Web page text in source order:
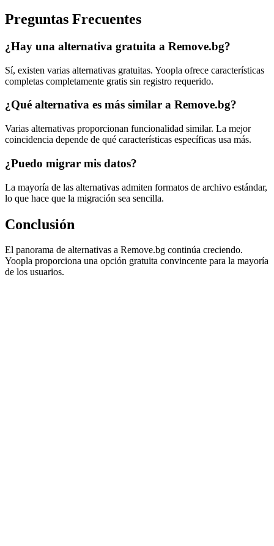
Preguntas Frecuentes
¿Hay una alternativa gratuita a Remove.bg?
Sí, existen varias alternativas gratuitas. Yoopla ofrece características
completas completamente gratis sin registro requerido.
¿Qué alternativa es más similar a Remove.bg?
Varias alternativas proporcionan funcionalidad similar. La mejor
coincidencia depende de qué características específicas usa más.
¿Puedo migrar mis datos?
La mayoría de las alternativas admiten formatos de archivo estándar,
lo que hace que la migración sea sencilla.
Conclusión
El panorama de alternativas a Remove.bg continúa creciendo.
Yoopla proporciona una opción gratuita convincente para la mayoría
de los usuarios.